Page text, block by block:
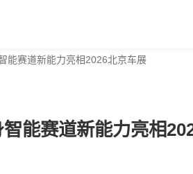
能赛道新能力亮相2026北京车展
能赛道新能力亮相